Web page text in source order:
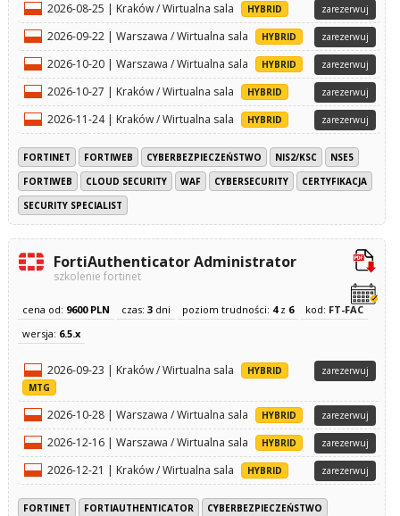
2026-08-25 | Kraków / Wirtualna sala HYBRID zarezerwuj
2026-09-22 | Warszawa / Wirtualna sala HYBRID zarezerwuj
2026-10-20 | Warszawa / Wirtualna sala HYBRID zarezerwuj
2026-10-27 | Kraków / Wirtualna sala HYBRID zarezerwuj
2026-11-24 | Kraków / Wirtualna sala HYBRID zarezerwuj
FORTINET FORTIWEB CYBERBEZPIECZEŃSTWO NIS2/KSC
NSE5
FORTIWEB
CLOUD SECURITY WAF CYBERSECURITY
CERTYFIKACJA
SECURITY SPECIALIST
FortiAuthenticator Administrator
szkolenie fortinet
cena od: 9600 PLN czas: 3dni poziom trudności: 4z 6 kod: FT-FAC
wersja: 6.5.x
2026-09-23 | Kraków / Wirtualna sala
HYBRID
MTG
zarezerwuj
2026-10-28 | Warszawa / Wirtualna sala HYBRID zarezerwuj
2026-12-16 | Warszawa / Wirtualna sala HYBRID zarezerwuj
2026-12-21 | Kraków / Wirtualna sala HYBRID zarezerwuj
FORTINET FORTIAUTHENTICATOR
CYBERBEZPIECZEŃSTWO